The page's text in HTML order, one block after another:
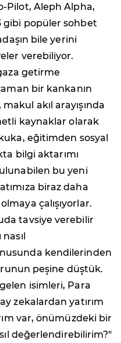
Pilot, Aleph Alpha,
gibi popüler sohbet
bile yerini
verebiliyor.
getirme
bir kankanın
akıl arayışında
kaynaklar olarak
eğitimden sosyal
bilgi aktarımı
bu yeni
biraz daha
çalışıyorlar.
tavsiye verebilir
nasıl
kendilerinden
peşine düştük.
isimleri, Para
zekalardan yatırım
var, önümüzdeki bir
değerlendirebilirim?"